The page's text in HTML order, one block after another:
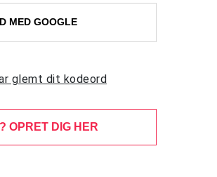
MED GOOGLE
glemt dit kodeord
OPRET DIG HER